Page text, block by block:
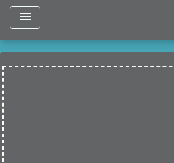
menu